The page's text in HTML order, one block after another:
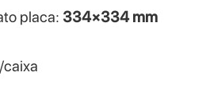
placa: 334×334 mm
caixa